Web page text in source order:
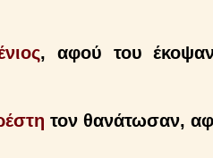
, αφού του
τον θανάτωσαν,